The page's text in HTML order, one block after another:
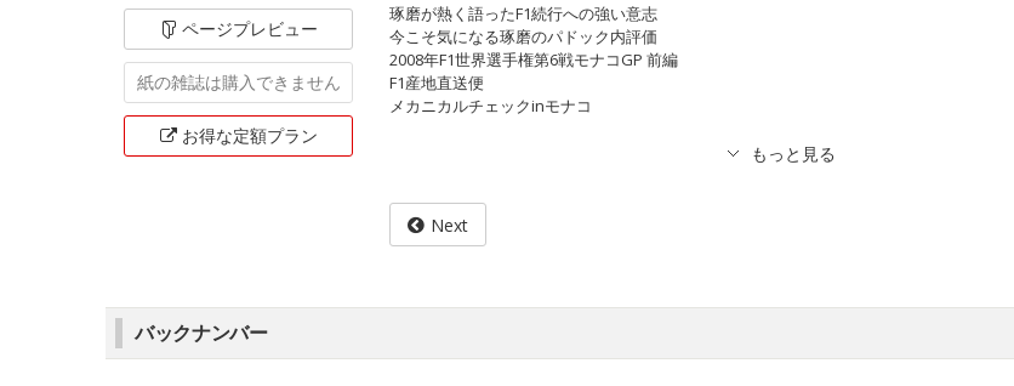
ページプレビュー
紙の雑誌は購入できません
お得な定額プラン
琢磨が熱く語ったF1続行への強い意志
今こそ気になる琢磨のパドック内評価
2008年F1世界選手権第6戦モナコGP 前編
F1産地直送便
メカニカルチェックinモナコ
Next
バックナンバー